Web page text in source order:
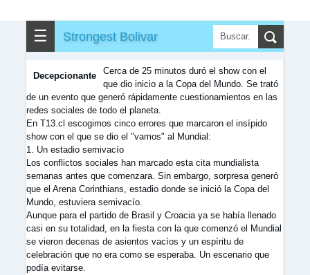
☰ Strongest Bolivar
Decepcionante
Cerca de 25 minutos duró el show con el
que dio inicio a la Copa del Mundo. Se trató
de un evento que generó rápidamente cuestionamientos en las
redes sociales de todo el planeta.
En T13.cl escogimos cinco errores que marcaron el insípido
show con el que se dio el "vamos" al Mundial:
1. Un estadio semivacío
Los conflictos sociales han marcado esta cita mundialista
semanas antes que comenzara. Sin embargo, sorpresa generó
que el Arena Corinthians, estadio donde se inició la Copa del
Mundo, estuviera semivacío.
Aunque para el partido de Brasil y Croacia ya se había llenado
casi en su totalidad, en la fiesta con la que comenzó el Mundial
se vieron decenas de asientos vacíos y un espíritu de
celebración que no era como se esperaba. Un escenario que
podía evitarse.